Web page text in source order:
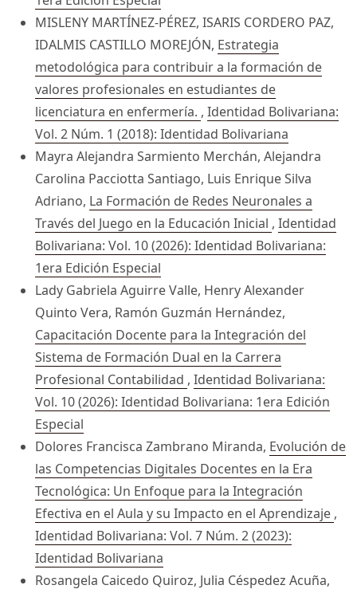
MISLENY MARTÍNEZ-PÉREZ, ISARIS CORDERO PAZ,
IDALMIS CASTILLO MOREJÓN, Estrategia
metodológica para contribuir a la formación de
valores profesionales en estudiantes de
licenciatura en enfermería. , Identidad Bolivariana:
Vol. 2 Núm. 1 (2018): Identidad Bolivariana
Mayra Alejandra Sarmiento Merchán, Alejandra
Carolina Pacciotta Santiago, Luis Enrique Silva
Adriano, La Formación de Redes Neuronales a
Través del Juego en la Educación Inicial , Identidad
Bolivariana: Vol. 10 (2026): Identidad Bolivariana:
1era Edición Especial
Lady Gabriela Aguirre Valle, Henry Alexander
Quinto Vera, Ramón Guzmán Hernández,
Capacitación Docente para la Integración del
Sistema de Formación Dual en la Carrera
Profesional Contabilidad , Identidad Bolivariana:
Vol. 10 (2026): Identidad Bolivariana: 1era Edición
Especial
Dolores Francisca Zambrano Miranda, Evolución de
las Competencias Digitales Docentes en la Era
Tecnológica: Un Enfoque para la Integración
Efectiva en el Aula y su Impacto en el Aprendizaje ,
Identidad Bolivariana: Vol. 7 Núm. 2 (2023):
Identidad Bolivariana
Rosangela Caicedo Quiroz, Julia Céspedez Acuña,